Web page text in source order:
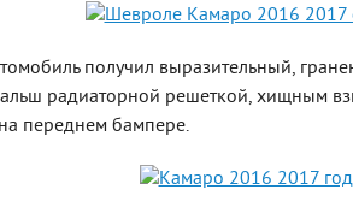
получил выразительный,
радиаторной решеткой, хищным
переднем бампере.